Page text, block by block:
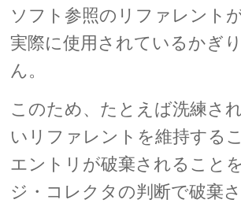
ソフト参照のリファレント
実際に使用されているかぎ
ん。
このため、たとえば洗練さ
いリファレントを維持する
エントリが破棄されること
ジ・コレクタの判断で破棄